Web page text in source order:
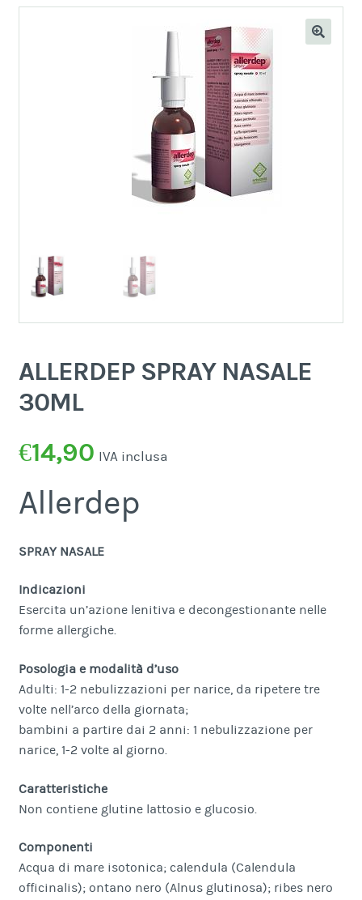
ALLERDEP SPRAY NASALE
30ML
€14,90 IVA inclusa
Allerdep
SPRAY NASALE
Indicazioni
Esercita un’azione lenitiva e decongestionante nelle
forme allergiche.
Posologia e modalità d’uso
Adulti: 1-2 nebulizzazioni per narice, da ripetere tre
volte nell’arco della giornata;
bambini a partire dai 2 anni: 1 nebulizzazione per
narice, 1-2 volte al giorno.
Caratteristiche
Non contiene glutine lattosio e glucosio.
Componenti
Acqua di mare isotonica; calendula (Calendula
officinalis); ontano nero (Alnus glutinosa); ribes nero